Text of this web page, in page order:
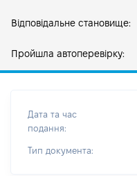
Відповідальне становище:
Пройшла автоперевірку:
Дата та час
подання:
Тип документа: